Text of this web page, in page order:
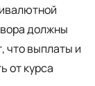
должны
что выплаты и
от курса